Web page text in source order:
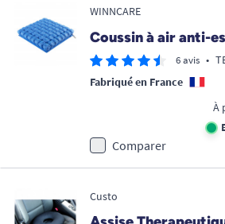
WINNCARE
Coussin à air anti-
6 avis •
Fabriqué en France
À
Comparer
Custo